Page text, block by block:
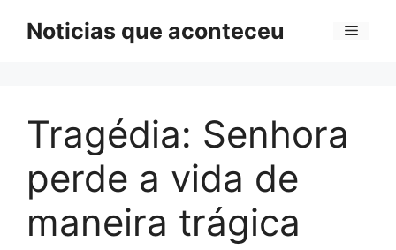
Noticias que aconteceu Menu
Tragédia: Senhora
perde a vida de
maneira trágica